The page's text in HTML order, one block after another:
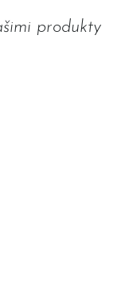
produkty